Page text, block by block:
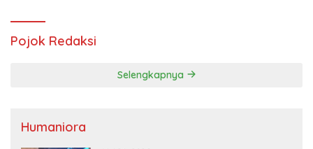
Pojok Redaksi
Selengkapnya
Humaniora